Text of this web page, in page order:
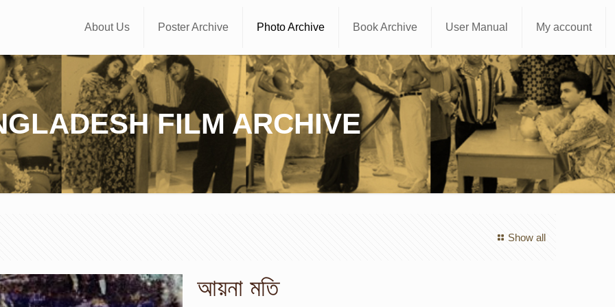
About Us Poster Archive Photo Archive Book Archive User Manual My account
FILM ARCHIVE
Show all
আয়না মতি